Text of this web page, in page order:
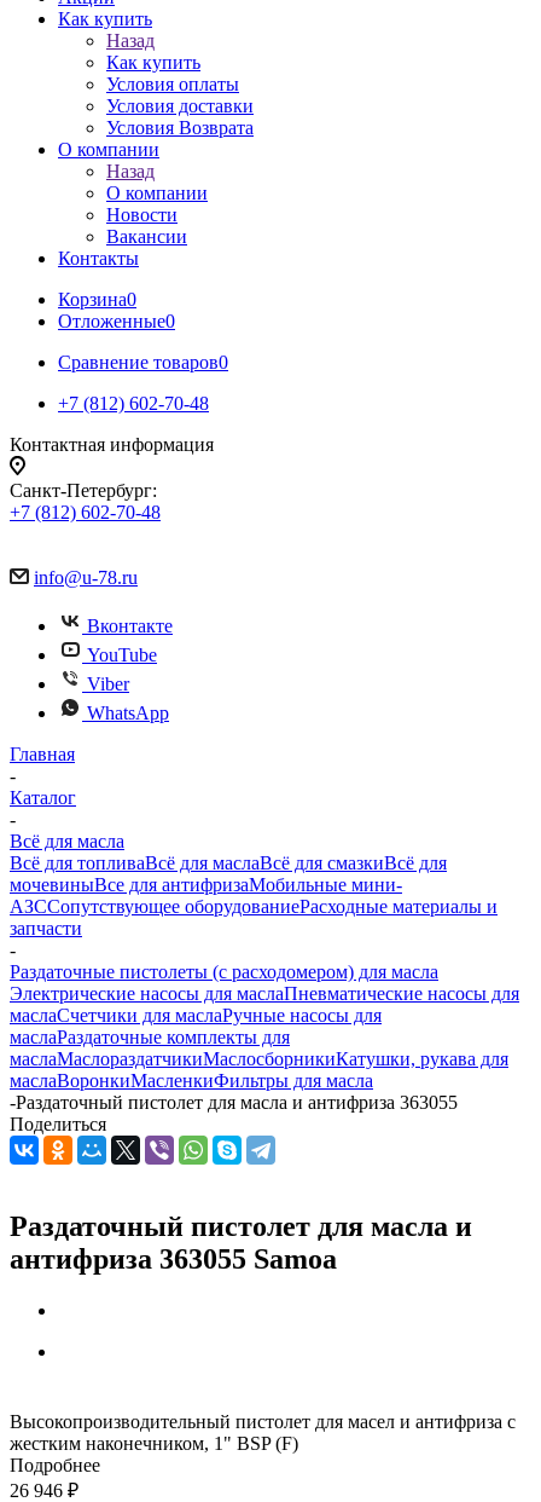
Как купить
Назад
Как купить
Условия оплаты
Условия доставки
Условия Возврата
О компании
Назад
О компании
Новости
Вакансии
Контакты
Корзина0
Отложенные0
Сравнение товаров0
+7 (812) 602-70-48
Контактная информация
Санкт-Петербург:
+7 (812) 602-70-48
info@u-78.ru
Вконтакте
YouTube
Viber
WhatsApp
Главная
-
Каталог
-
Всё для масла
Всё для топливаВсё для маслаВсё для смазкиВсё для
мочевиныВсе для антифризаМобильные мини-
АЗССопутствующее оборудованиеРасходные материалы и
запчасти
-
Раздаточные пистолеты (с расходомером) для масла
Электрические насосы для маслаПневматические насосы для
маслаСчетчики для маслаРучные насосы для
маслаРаздаточные комплекты для
маслаМаслораздатчикиМаслосборникиКатушки, рукава для
маслаВоронкиМасленкиФильтры для масла
-Раздаточный пистолет для масла и антифриза 363055
Поделиться
Раздаточный пистолет для масла и
антифриза 363055 Samoa
Высокопроизводительный пистолет для масел и антифриза с
жестким наконечником, 1" BSP (F)
Подробнее
26 946 ₽